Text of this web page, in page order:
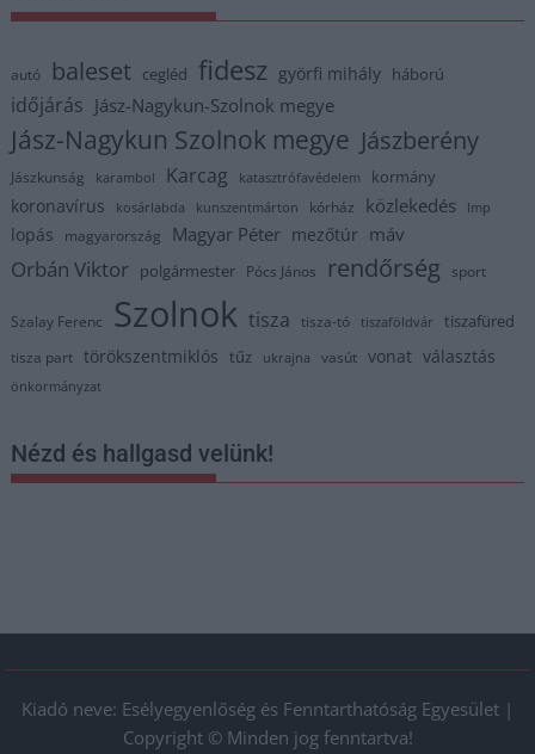
autó baleset cegléd fidesz györfi mihály háború
időjárás Jász-Nagykun-Szolnok megye
Jász-Nagykun Szolnok megye Jászberény
Jászkunság karambol Karcag katasztrófavédelem kormány
koronavírus kosárlabda kunszentmárton kórház közlekedés lmp
lopás magyarország Magyar Péter mezőtúr máv
Orbán Viktor polgármester Pócs János rendőrség sport
Szalay Ferenc Szolnok tisza tisza-tó tiszaföldvár tiszafüred
tisza part törökszentmiklós tűz ukrajna vasút vonat választás
önkormányzat
Nézd és hallgasd velünk!
Kiadó neve: Esélyegyenlőség és Fenntarthatóság Egyesület |
Copyright © Minden jog fenntartva!